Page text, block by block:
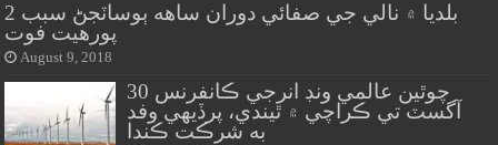
بلديا ۾ نالي جي صفائي دوران ساهه ٻوساٽجڻ سبب 2
پورهيت فوت
August 9, 2018
چوٿين عالمي ونڊ انرجي ڪانفرنس 30
آگسٽ تي ڪراچي ۾ ٿيندي، پرڏيهي وفد
به شرڪت ڪندا